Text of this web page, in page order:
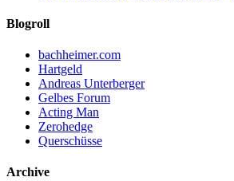
Blogroll
bachheimer.com
Hartgeld
Andreas Unterberger
Gelbes Forum
Acting Man
Zerohedge
Querschüsse
Archive